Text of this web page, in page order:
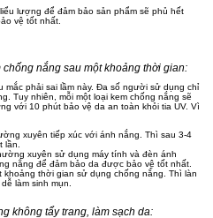
lượng để đảm bảo sản phẩm sẽ phủ hết
vệ tốt nhất.
nắng sau một khoảng thời gian:
phải sai lầm này. Đa số người sử dụng chỉ
Tuy nhiên, mỗi một loại kem chống nắng sẽ
với 10 phút bảo vệ da an toàn khỏi tia UV. Vì
xuyên tiếp xúc với ánh nắng. Thì sau 3-4
lần.
xuyên sử dụng máy tính và đèn ánh
nắng để đảm bảo da được bảo vệ tốt nhất.
khoảng thời gian sử dụng chống nắng. Thì làn
làm sinh mụn.
không tẩy trang, làm sạch da: